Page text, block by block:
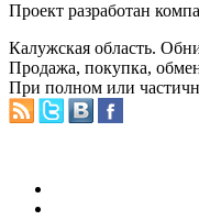
Проект разработан
Калужская область.
Продажа, покупка,
При полном или